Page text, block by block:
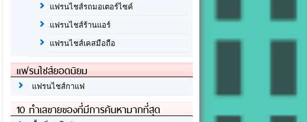
แฟรนไชส์รถมอเตอร์ไซค์
แฟรนไชส์ร้านแอร์
แฟรนไชส์เคสมือถือ
แฟรนไชส์ยอดนิยม
แฟรนไชส์กาแฟ
10 ทำเลขายของที่มีการค้นหามากที่สุด